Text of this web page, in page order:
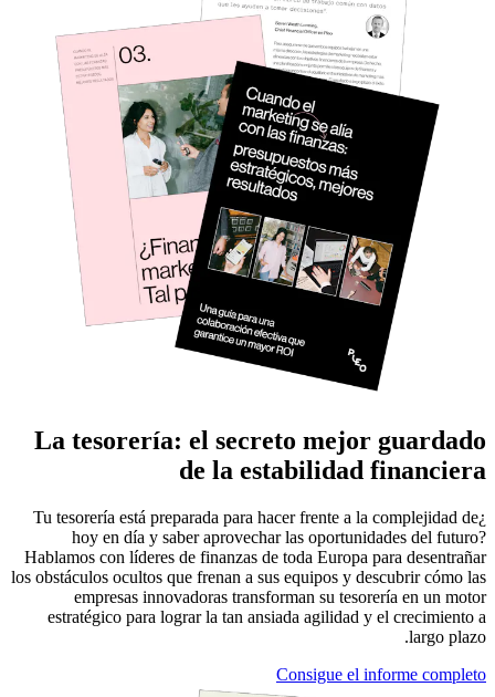
La tesorería: el secreto mejor guardado
de la estabilidad financiera
¿Tu tesorería está preparada para hacer frente a la complejidad de
hoy en día y saber aprovechar las oportunidades del futuro?
Hablamos con líderes de finanzas de toda Europa para desentrañar
los obstáculos ocultos que frenan a sus equipos y descubrir cómo las
empresas innovadoras transforman su tesorería en un motor
estratégico para lograr la tan ansiada agilidad y el crecimiento a
largo plazo.
Consigue el informe completo